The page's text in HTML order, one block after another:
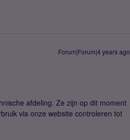
Forum|Forum|4 years ago
afdeling. Ze zijn op dit moment
via onze website controleren tot